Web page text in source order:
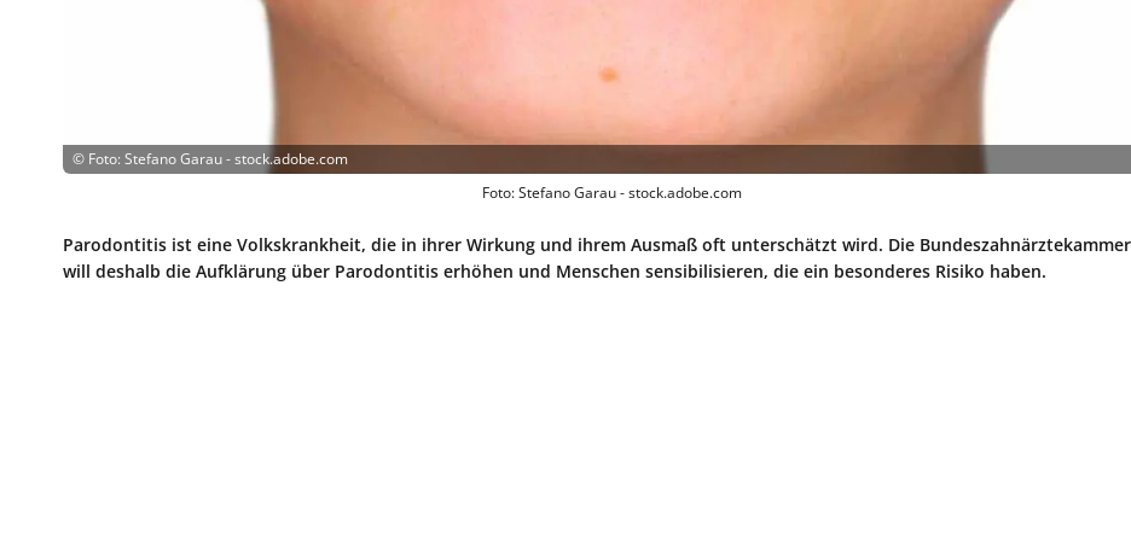
© Foto: Stefano Garau - stock.adobe.com
Foto: Stefano Garau - stock.adobe.com
Parodontitis ist eine Volkskrankheit, die in ihrer Wirkung und ihrem Ausmaß oft unterschätzt wird. Die Bundeszahnärztekammer
will deshalb die Aufklärung über Parodontitis erhöhen und Menschen sensibilisieren, die ein besonderes Risiko haben.